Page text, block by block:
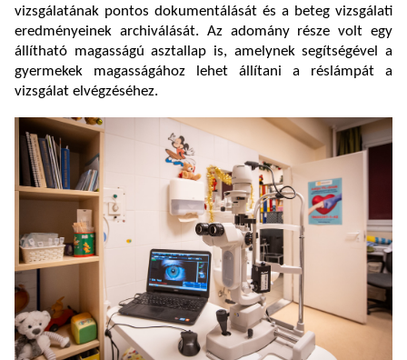
vizsgálatának pontos dokumentálását és a beteg vizsgálati
eredményeinek archiválását. Az adomány része volt egy
állítható magasságú asztallap is, amelynek segítségével a
gyermekek magasságához lehet állítani a réslámpát a
vizsgálat elvégzéséhez.